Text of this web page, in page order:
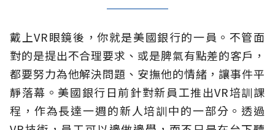
戴上VR眼鏡後，你就是美國銀行的一員。不管面
對的是提出不合理要求、或是脾氣有點差的客戶，
都要努力為他解決問題、安撫他的情緒，讓事件平
靜落幕。美國銀行日前針對新員工推出VR培訓課
程，作為長達一週的新人培訓中的一部分。透過